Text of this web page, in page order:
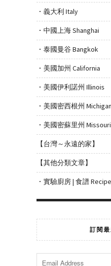
・義大利 Italy
・中國上海 Shanghai
・泰國曼谷 Bangkok
・美國加州 California
・美國伊利諾州 Illinois
・美國密西根州 Michigan
・美國密蘇里州 Missouri
【台灣～永遠的家】
【其他分類文章】
・實驗廚房 | 食譜 Recipe
訂閱